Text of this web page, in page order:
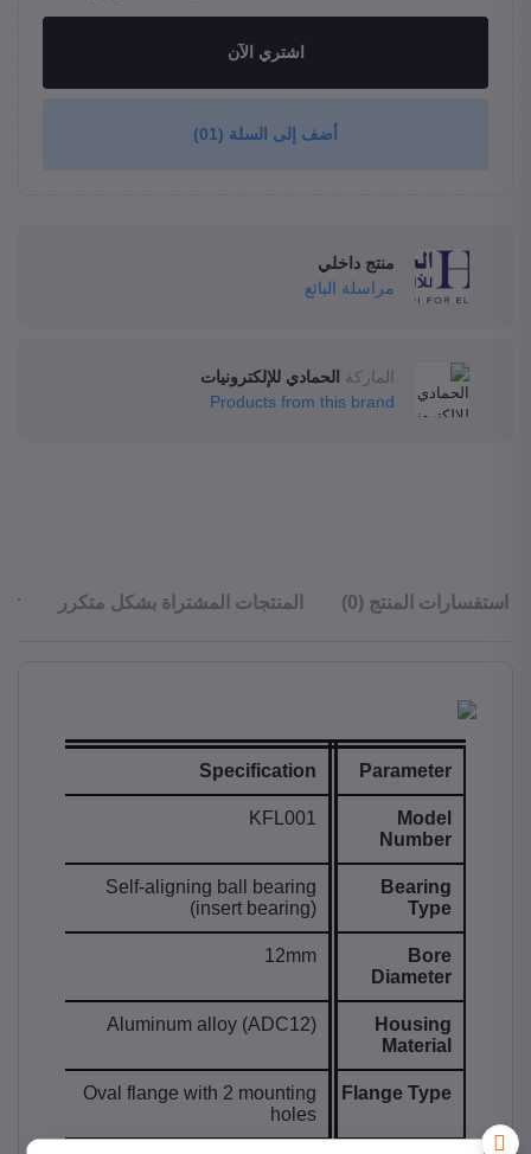
اشتري الآن
أضف إلى السلة (01)
منتج داخلي
مراسلة البائع
الماركة الحمادي للإلكترونيات
Products from this brand
استفسارات المنتج (0) المنتجات المشتراة بشكل متكرر
Parameter
Specification
Model
Number
KFL001
Bearing
Type
Self-aligning ball bearing
(insert bearing)
Bore
Diameter
12mm
Housing
Material
Aluminum alloy (ADC12)
Flange Type
Oval flange with 2 mounting
holes